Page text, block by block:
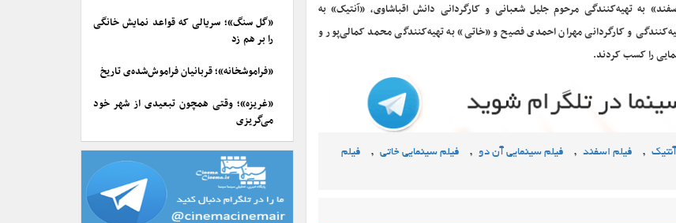
به تهیه‌کنندگی مرحوم جلیل شعبانی و کارگردانی دانش اقباشاوی، «آنتیک» به
و کارگردانی مهران احمدی فصیح و «خاتی» به تهیه‌کنندگی محمد کمالی‌پور و
را کسب کردند.
, فیلم اسفند , فیلم سینمایی آن دو , فیلم سینمایی خاتی ,
فیلم
«گل سنگ»؛ سریالی که قواعد نمایش خانگی
را بر هم زد
«فراموشخانه»؛ قربانیان فراموش‌شده‌ی تاریخ
«غریزه»؛ وقتی همچون تبعیدی از شهر خود
می‌گریزی